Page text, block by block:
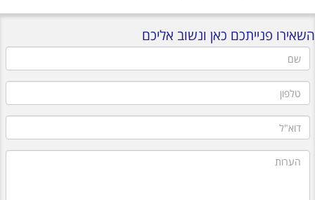
השאירו פנייתכם כאן ונשוב אליכם
שם
טלפון
דוא"ל
הערות